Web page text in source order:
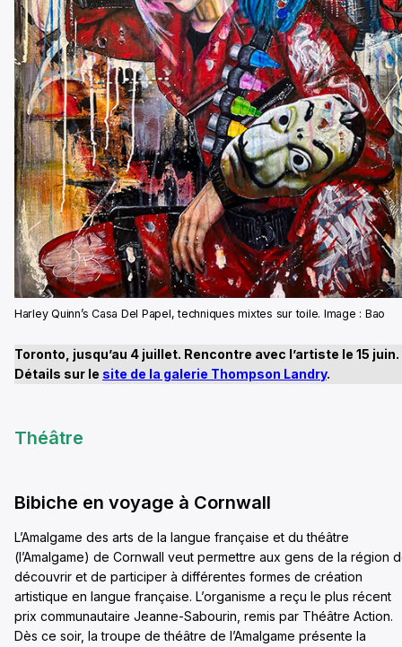
Harley Quinn’s Casa Del Papel, techniques mixtes sur toile. Image : Bao
Toronto, jusqu’au 4 juillet. Rencontre avec l’artiste le 15 juin.
Détails sur le site de la galerie Thompson Landry.
Théâtre
Bibiche en voyage à Cornwall
L’Amalgame des arts de la langue française et du théâtre
(l’Amalgame) de Cornwall veut permettre aux gens de la région
découvrir et de participer à différentes formes de création
artistique en langue française. L’organisme a reçu le plus récent
prix communautaire Jeanne-Sabourin, remis par Théâtre Action.
Dès ce soir, la troupe de théâtre de l’Amalgame présente la